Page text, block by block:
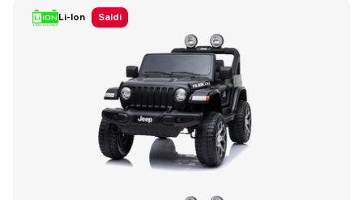
Li-Ion Saldi